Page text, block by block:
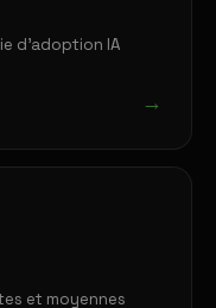
d'adoption IA
→
et moyennes